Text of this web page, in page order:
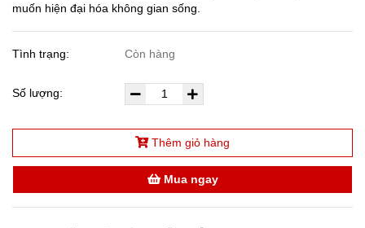
muốn hiện đại hóa không gian sống.
Tình trạng: Còn hàng
Số lượng:
Thêm giỏ hàng
Mua ngay